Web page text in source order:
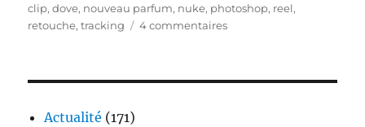
clip,dove, nouveau parfum, nuke, photoshop, reel,
retouche,tracking 4 commentairessur
Actualité (171)